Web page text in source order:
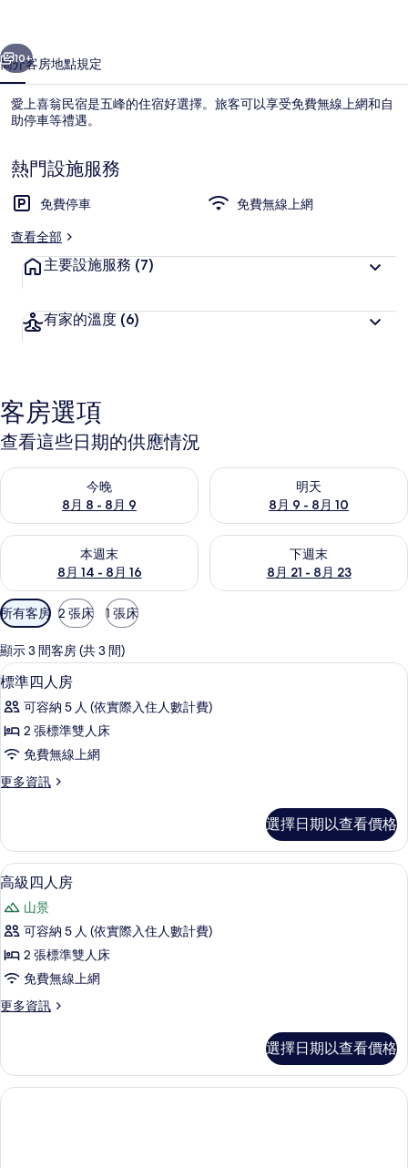
相
片
集
露台/庭院
個 下一個
10+
簡介客房地點規定
愛上喜翁民宿是五峰的住宿好選擇。旅客可以享受免費無線上網和自
助停車等禮遇。
熱門設施服務
免費停車
免費無線上網
查看全部
主要設施服務 (7)
有家的溫度 (6)
客房選項
查看這些日期的供應情況
今晚
8月 8 - 8月 9
查看今晚 (8月 8 - 8月 9) 的供應情況
明天
8月 9 - 8月 10
查看明天 (8月 9 - 8月 10) 的供
本週末
8月 14 - 8月 16
查看本週末 (8月 14 - 8月 16) 的供應情況
下週末
8月 21 - 8月 23
查看下週末 (8月 21 - 8月 23)
可
用
的
客
房
篩
選
條
所有客房 2 張床 1 張床
顯示 3 間客房 (共 3 間)
顯
示
標
準
人
的
所
有
相
片
標準四人房 | 書桌、遮光布/窗簾、折
2
標準四人房
可容納 5 人 (依實際入住人數計費)
2 張標準雙人床
免費無線上網
更多資訊
更
四
人
房
詳
情
選擇日期以查看價格
顯
示
高
級
四
房
所
有
高級四人房 | 書桌、遮光布/窗簾、折
2
高級四人房
山景
可容納 5 人 (依實際入住人數計費)
2 張標準雙人床
免費無線上網
更多資訊
更
四
人
房
選擇日期以查看價格